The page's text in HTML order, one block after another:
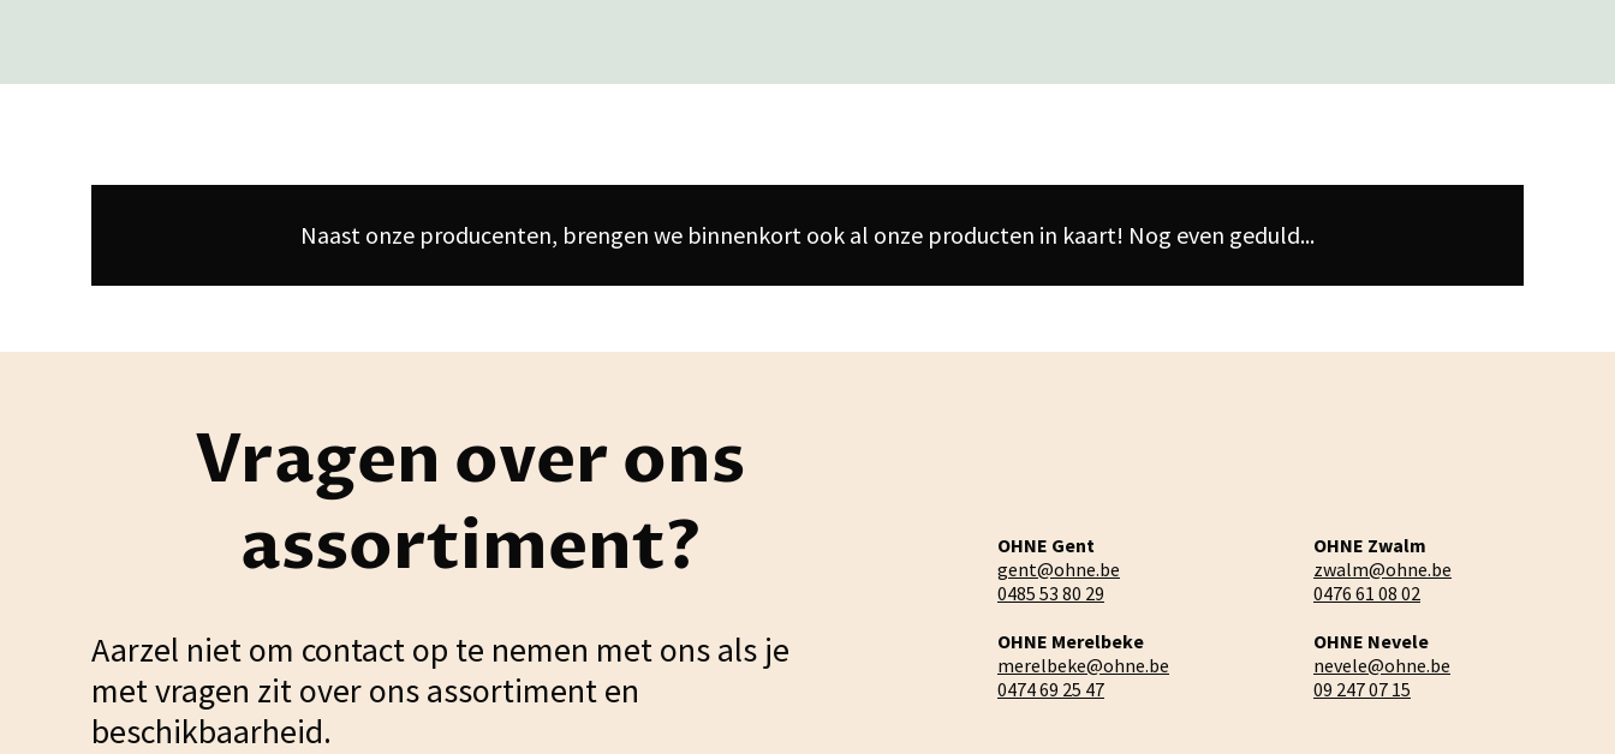
Naast onze producenten, brengen we binnenkort ook al onze producten in kaart! Nog even geduld...
Vragen over ons
assortiment?
Aarzel niet om contact op te nemen met ons als je
met vragen zit over ons assortiment en
beschikbaarheid.
OHNE Gent
gent@ohne.be
0485 53 80 29
OHNE Merelbeke
merelbeke@ohne.be
0474 69 25 47
OHNE Zwalm
zwalm@ohne.be
0476 61 08 02
OHNE Nevele
nevele@ohne.be
09 247 07 15